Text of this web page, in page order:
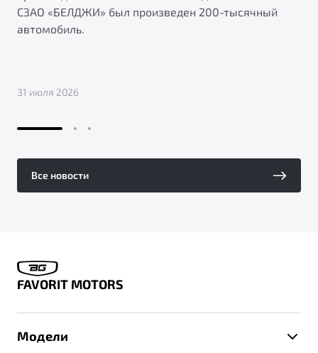
СЗАО «БЕЛДЖИ» был произведен 200-тысячный
автомобиль.
31 июля 2026
Все новости
FAVORIT MOTORS
Модели